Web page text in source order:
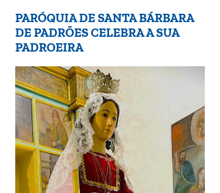
PARÓQUIA DE SANTA BÁRBARA
DE PADRÕES CELEBRA A SUA
PADROEIRA